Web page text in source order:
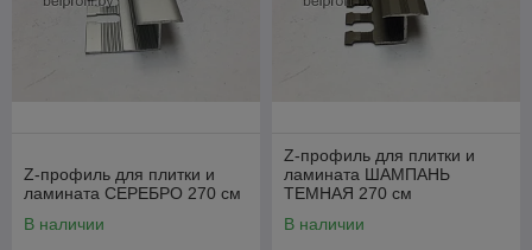
Z-профиль для плитки и
ламината СЕРЕБРО 270 см
В наличии
Z-профиль для плитки и
ламината ШАМПАНЬ
ТЕМНАЯ 270 см
В наличии